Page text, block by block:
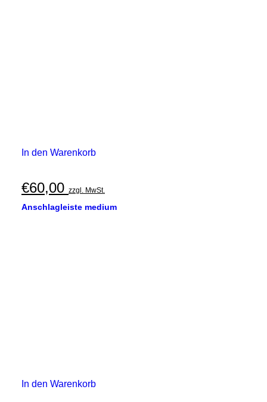
In den Warenkorb
€60,00 zzgl. MwSt.
Anschlagleiste medium
In den Warenkorb